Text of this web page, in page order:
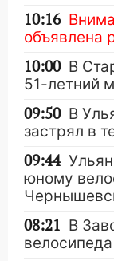
10:16
объявлена
10:00 В
51-летний
09:50 В
застрял в
09:44
юному
08:21 В
велосипеда